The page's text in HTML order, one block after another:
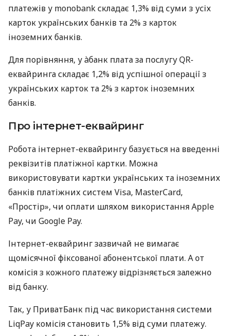
платежів у monobank складає 1,3% від суми з усіх
карток українських банків та 2% з карток
іноземних банків.
Для порівняння, у àбанк плата за послугу QR-
еквайринга складає 1,2% від успішної операції з
українських карток та 2% з карток іноземних
банків.
Про інтернет-еквайринг
Робота інтернет-еквайрингу базується на введенні
реквізитів платіжної картки. Можна
використовувати картки українських та іноземних
банків платіжних систем Visa, MasterCard,
«Простір», чи оплати шляхом використання Apple
Pay, чи Google Pay.
Інтернет-еквайринг зазвичай не вимагає
щомісячної фіксованої абонентської плати. А от
комісія з кожного платежу відрізняється залежно
від банку.
Так, у ПриватБанк під час використання системи
LiqPay комісія становить 1,5% від суми платежу.